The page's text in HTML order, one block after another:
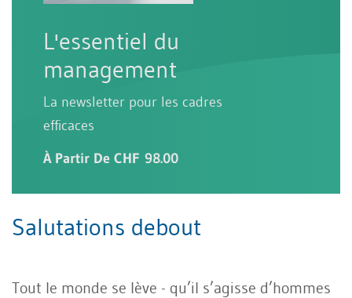
L'essentiel du
management
La newsletter pour les cadres
efficaces
À Partir De CHF 98.00
Salutations debout
Tout le monde se lève - qu’il s’agisse d’hommes